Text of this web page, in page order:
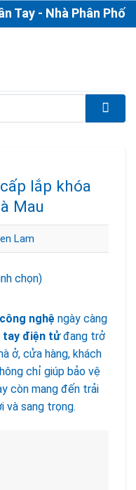
- Nhà Phân Phối &
lắp khóa
Mau
Lam
chọn)
nghệ ngày càng
tay điện tửđang trở
ở, cửa hàng, khách
chỉ giúp bảo vệ
còn mang đến trải
và sang trọng.